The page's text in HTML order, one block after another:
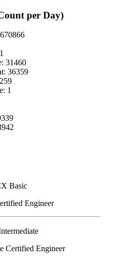
per Day)
31460
36359
1
Engineer
Certified Engineer